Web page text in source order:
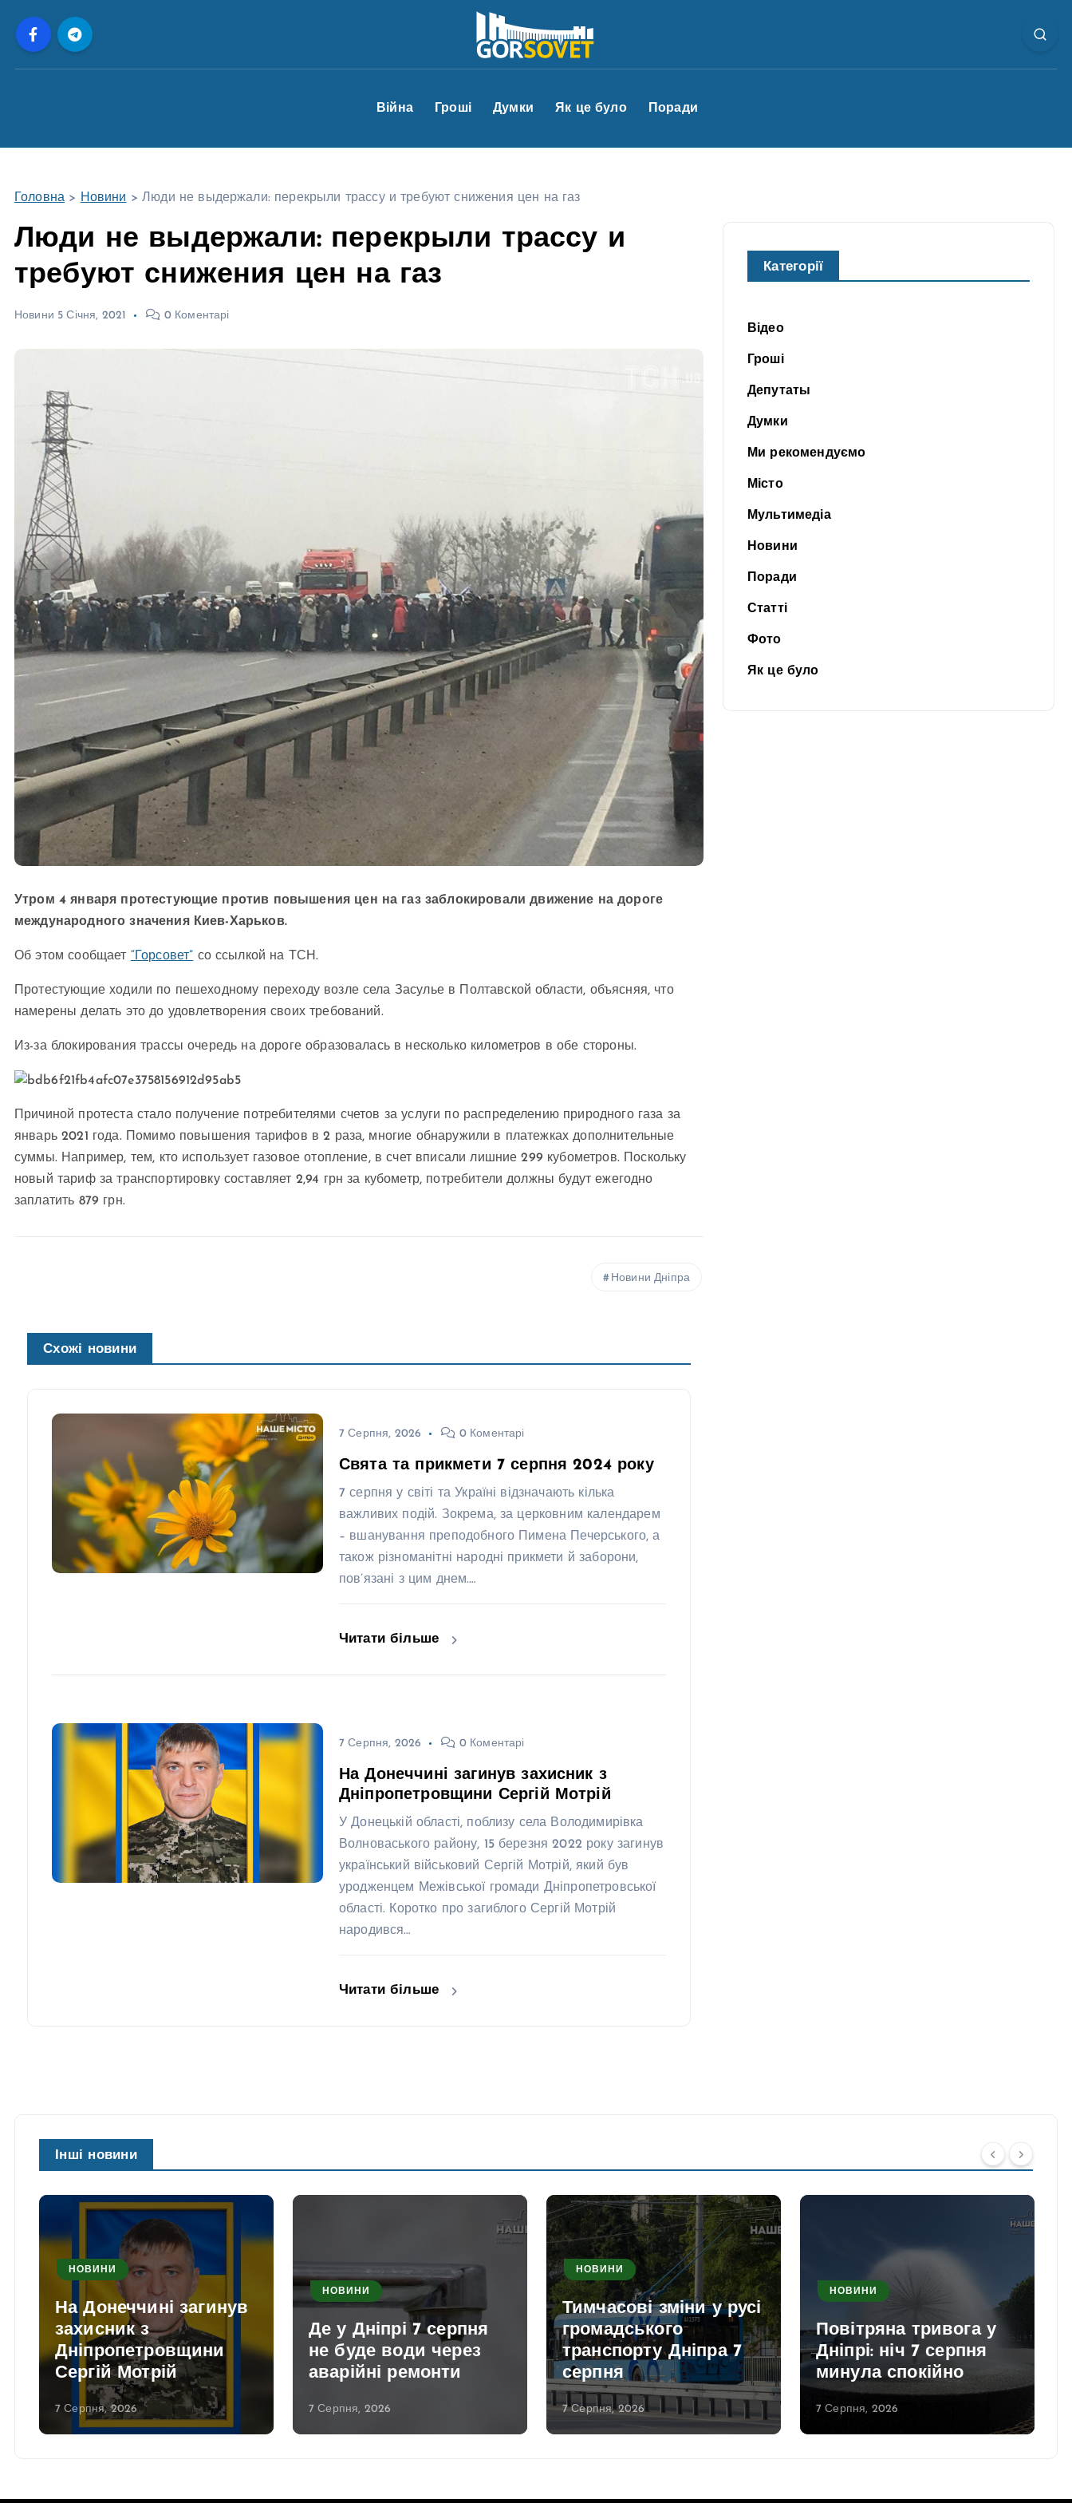
Війна Гроші Думки Як це було Поради
Головна > Новини >Люди не выдержали: перекрыли трассу и требуют снижения цен на газ
Люди не выдержали: перекрыли трассу и
требуют снижения цен на газ
Новини 5 Січня, 2021 0 Коментарі
Утром 4 января протестующие против повышения цен на газ заблокировали движение на дороге
международного значения Киев-Харьков.
Об этом сообщает “Горсовет” со ссылкой на ТСН.
Протестующие ходили по пешеходному переходу возле села Засулье в Полтавской области, объясняя, что
намерены делать это до удовлетворения своих требований.
Из-за блокирования трассы очередь на дороге образовалась в несколько километров в обе стороны.
Причиной протеста стало получение потребителями счетов за услуги по распределению природного газа за
январь 2021 года. Помимо повышения тарифов в 2 раза, многие обнаружили в платежках дополнительные
суммы. Например, тем, кто использует газовое отопление, в счет вписали лишние 299 кубометров. Поскольку
новый тариф за транспортировку составляет 2,94 грн за кубометр, потребители должны будут ежегодно
заплатить 879 грн.
Новини Дніпра
Схожі новини
7 Серпня, 2026 0 Коментарі
Свята та прикмети 7 серпня 2024 року
7 серпня у світі та Україні відзначають кілька
важливих подій. Зокрема, за церковним календарем
– вшанування преподобного Пимена Печерського, а
також різноманітні народні прикмети й заборони,
пов’язані з цим днем.…
Читати більше
7 Серпня, 2026 0 Коментарі
На Донеччині загинув захисник з
Дніпропетровщини Сергій Мотрій
У Донецькій області, поблизу села Володимирівка
Волноваського району, 15 березня 2022 року загинув
український військовий Сергій Мотрій, який був
уродженцем Межівської громади Дніпропетровської
області. Коротко про загиблого Сергій Мотрій
народився…
Читати більше
Категорії
Відео
Гроші
Депутаты
Думки
Ми рекомендуємо
Місто
Мультимедіа
Новини
Поради
Статті
Фото
Як це було
Інші новини
НОВИНИ
На Донеччині загинув
захисник з
Дніпропетровщини
Сергій Мотрій
7 Серпня, 2026
НОВИНИ
Де у Дніпрі 7 серпня
не буде води через
аварійні ремонти
7 Серпня, 2026
НОВИНИ
Тимчасові зміни у русі
громадського
транспорту Дніпра 7
серпня
7 Серпня, 2026
НОВИНИ
Повітряна тривога у
Дніпрі: ніч 7 серпня
минула спокійно
7 Серпня, 2026